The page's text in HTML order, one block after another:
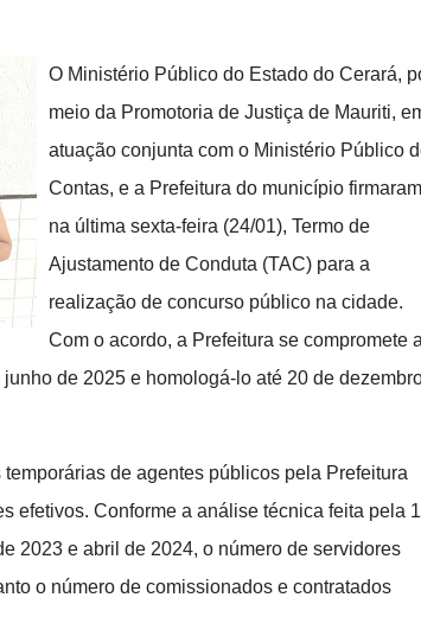
O Ministério Público do Estado do Cerará,
meio da Promotoria de Justiça de Mauriti,
atuação conjunta com o Ministério Público
Contas, e a Prefeitura do município
na última sexta-feira (24/01), Termo de
Ajustamento de Conduta (TAC) para a
realização de concurso público na cidade.
Com o acordo, a Prefeitura se compromete a
de 2025 e homologá-lo até 20 de
de agentes públicos pela Prefeitura
efetivos. Conforme a análise técnica feita pela
2023 e abril de 2024, o número de servidores
o número de comissionados e contratados